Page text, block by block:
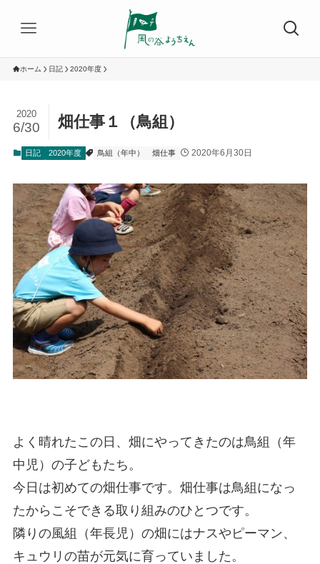
ホーム 日記 2020年度
畑仕事１（鳥組）
2020
6/30
日記 2020年度 鳥組（年中） 畑仕事 2020年6月30日
よく晴れたこの日、畑にやってきたのは鳥組（年
中児）の子どもたち。
今日は初めての畑仕事です。畑仕事は鳥組になっ
たからこそできる取り組みのひとつです。
隣りの風組（年長児）の畑にはナスやピーマン、
キュウリの苗が元気に育っていました。